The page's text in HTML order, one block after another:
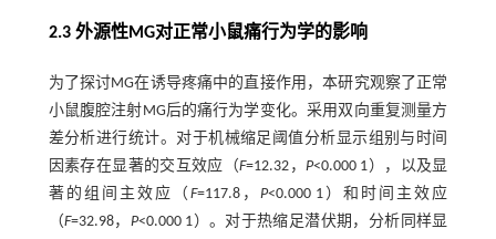
2.3 外源性MG对正常小鼠痛行为学的影响
为了探讨MG在诱导疼痛中的直接作用，本研究观察了正常
小鼠腹腔注射MG后的痛行为学变化。采用双向重复测量方
差分析进行统计。对于机械缩足阈值分析显示组别与时间
因素存在显著的交互效应（F=12.32，P<0.000 1），以及显
著的组间主效应（ F=117.8， P<0.000 1）和时间主效应
（F=32.98， P<0.000 1）。对于热缩足潜伏期，分析同样显